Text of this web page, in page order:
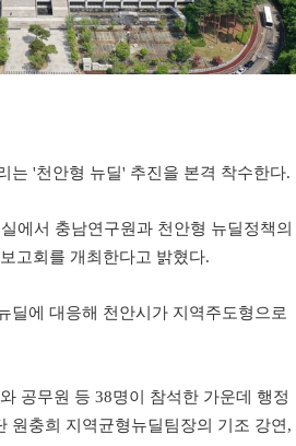
는 '천안형 뉴딜' 추진을 본격 착수한다.
에서 충남연구원과 천안형 뉴딜정책의
고회를 개최한다고 밝혔다.
딜에 대응해 천안시가 지역주도형으로
공무원 등 38명이 참석한 가운데 행정
원충희 지역균형뉴딜팀장의 기조 강연,